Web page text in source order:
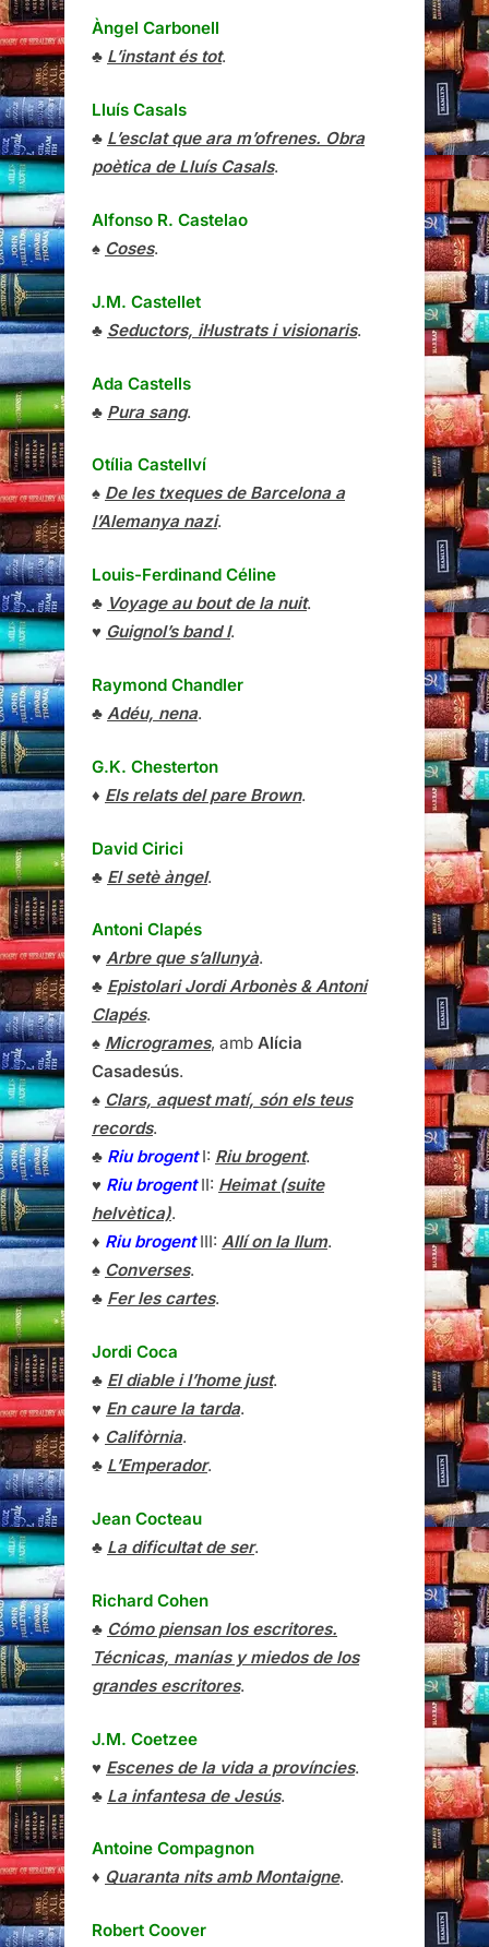
Àngel Carbonell
♣ L’instant és tot.
Lluís Casals
♣ L’esclat que ara m’ofrenes. Obra
poètica de Lluís Casals.
Alfonso R. Castelao
♠ Coses.
J.M. Castellet
♣ Seductors, il·lustrats i visionaris.
Ada Castells
♣ Pura sang.
Otília Castellví
♠ De les txeques de Barcelona a
l’Alemanya nazi.
Louis-Ferdinand Céline
♣ Voyage au bout de la nuit.
♥ Guignol’s band I.
Raymond Chandler
♣ Adéu, nena.
G.K. Chesterton
♦ Els relats del pare Brown.
David Cirici
♣ El setè àngel.
Antoni Clapés
♥ Arbre que s’allunyà.
♣ Epistolari Jordi Arbonès & Antoni
Clapés.
♠ Microgrames, amb Alícia
Casadesús.
♠ Clars, aquest matí, són els teus
records.
♣ Riu brogentI: Riu brogent.
♥ Riu brogentII: Heimat (suite
helvètica).
♦ Riu brogentIII: Allí on la llum.
♠ Converses.
♣ Fer les cartes.
Jordi Coca
♣ El diable i l’home just.
♥ En caure la tarda.
♦ Califòrnia.
♣ L’Emperador.
Jean Cocteau
♣ La dificultat de ser.
Richard Cohen
♣ Cómo piensan los escritores.
Técnicas, manías y miedos de los
grandes escritores.
J.M. Coetzee
♥ Escenes de la vida a províncies.
♣ La infantesa de Jesús.
Antoine Compagnon
♦ Quaranta nits amb Montaigne.
Robert Coover